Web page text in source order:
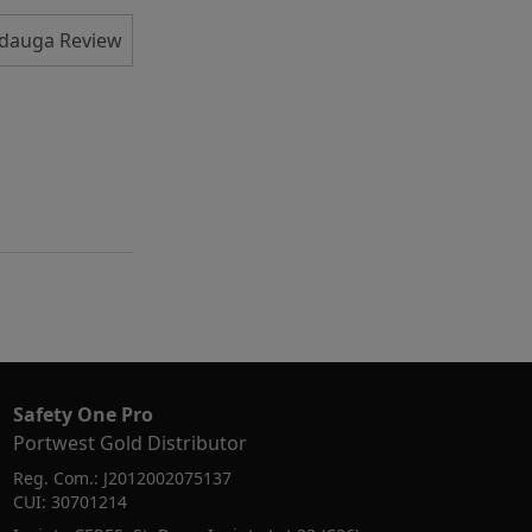
Review
Safety One Pro
Portwest Gold Distributor
Reg. Com.: J2012002075137
CUI: 30701214